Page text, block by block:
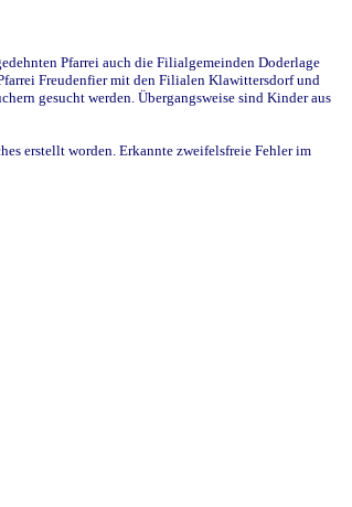
Pfarrei auch die Filialgemeinden Doderlage
Freudenfier mit den Filialen Klawittersdorf und
gesucht werden. Übergangsweise sind Kinder aus
erstellt worden. Erkannte zweifelsfreie Fehler im